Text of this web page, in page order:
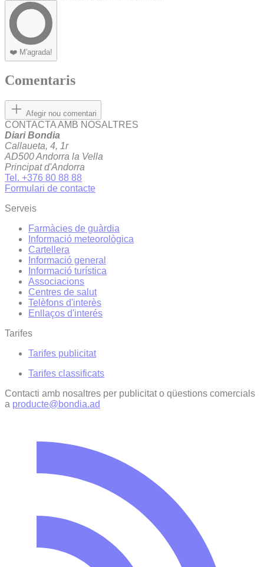
❤️ M'agrada!
Comentaris
Afegir nou comentari
CONTACTA AMB NOSALTRES
Diari Bondia
Callaueta, 4, 1r
AD500 Andorra la Vella
Principat d'Andorra
Tel. +376 80 88 88
Formulari de contacte
Serveis
Farmàcies de guàrdia
Informació meteorològica
Cartellera
Informació general
Informació turística
Associacions
Centres de salut
Telèfons d'interès
Enllaços d'interés
Tarifes
Tarifes publicitat
Tarifes classificats
Contacti amb nosaltres per publicitat o qüestions comercials
a producte@bondia.ad